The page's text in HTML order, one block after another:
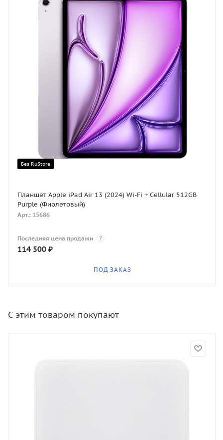
Без RuStore
Планшет Apple iPad Air 13 (2024) Wi-Fi + Cellular 512GB
Purple (Фиолетовый)
Арт.: 15686
Последняя цена продажи ?
114 500 ₽
ПОД ЗАКАЗ
С этим товаром покупают